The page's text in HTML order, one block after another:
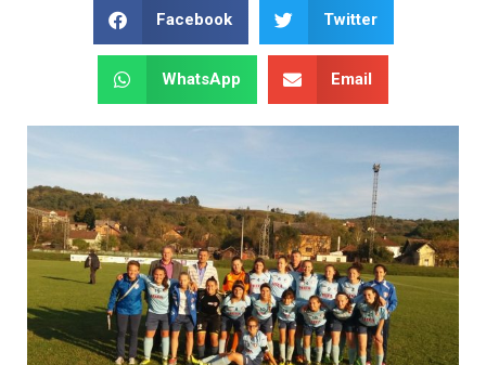
Facebook Twitter
WhatsApp Email